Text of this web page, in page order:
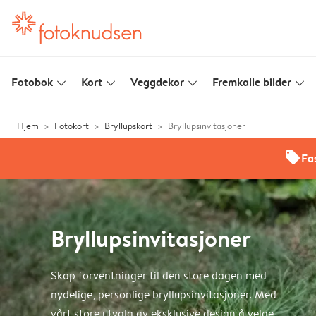
Fotobok slim_arrow_down Kort slim_arrow_down Veggdekor slim_arrow_down Fremkalle bilder slim_arrow_down
Hjem Fotokort Bryllupskort Bryllupsinvitasjoner
offers
Bryllupsinvitasjoner
Skap forventninger til den store dagen med
nydelige, personlige bryllupsinvitasjoner. Med